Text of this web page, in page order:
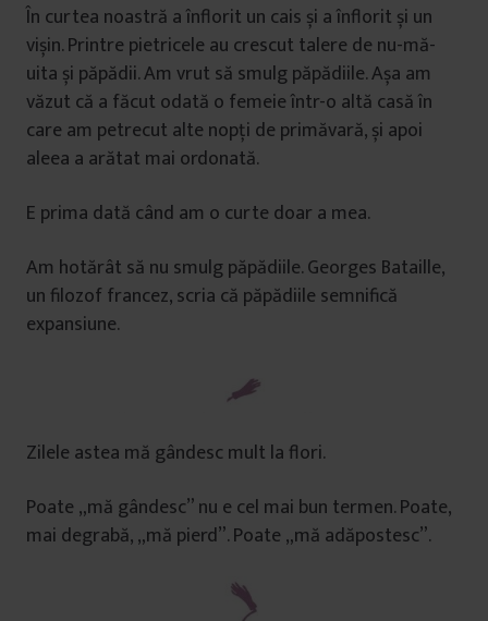
În curtea noastră a înflorit un cais și a înflorit și un
vișin. Printre pietricele au crescut talere de nu-mă-
uita și păpădii. Am vrut să smulg păpădiile. Așa am
văzut că a făcut odată o femeie într-o altă casă în
care am petrecut alte nopți de primăvară, și apoi
aleea a arătat mai ordonată.
E prima dată când am o curte doar a mea.
Am hotărât să nu smulg păpădiile. Georges Bataille,
un filozof francez, scria că păpădiile semnifică
expansiune.
Zilele astea mă gândesc mult la flori.
Poate „mă gândesc” nu e cel mai bun termen. Poate,
mai degrabă, „mă pierd”. Poate „mă adăpostesc”.